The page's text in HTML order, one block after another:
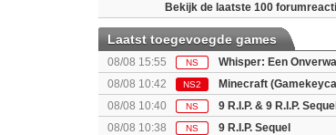
Bekijk de laatste 100
Laatst toegevoegde games
08/08 15:55 NS
Whisper: Een
Ontmoeting (Code in a Box)
08/08 10:42 NS2
Minecraft
08/08 10:40
NS
9 R.I.P. & 9 R.I.P.
08/08 10:38
NS 9 R.I.P. Sequel